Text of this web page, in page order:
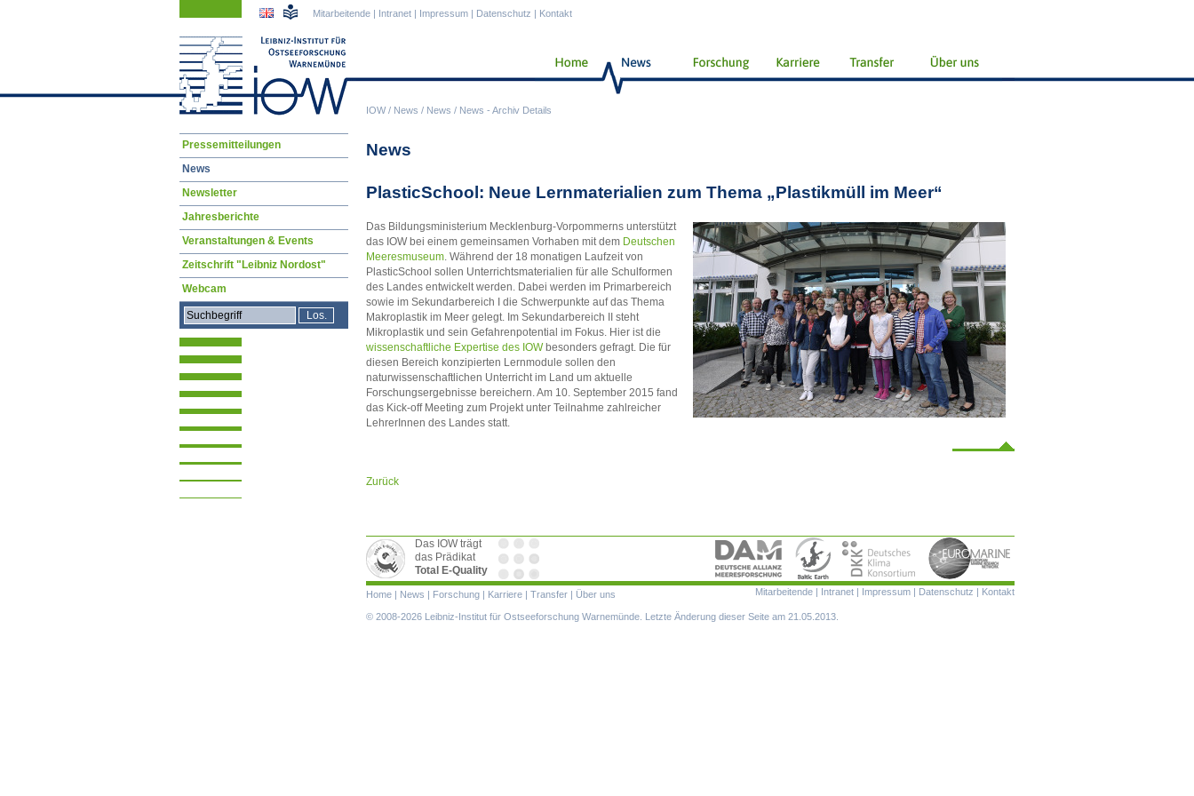
IOW/ News / News / News - Archiv Details
Mitarbeitende | Intranet | Impressum | Datenschutz | Kontakt
News
PlasticSchool: Neue Lernmaterialien zum Thema „Plastikmüll im Meer“
Das Bildungsministerium Mecklenburg-Vorpommerns unterstützt
das IOW bei einem gemeinsamen Vorhaben mit dem Deutschen
Meeresmuseum . Während der 18 monatigen Laufzeit von
PlasticSchool sollen Unterrichtsmaterialien für alle Schulformen
des Landes entwickelt werden. Dabei werden im Primarbereich
sowie im Sekundarbereich I die Schwerpunkte auf das Thema
Makroplastik im Meer gelegt. Im Sekundarbereich II steht
Mikroplastik und sein Gefahrenpotential im Fokus. Hier ist die
wissenschaftliche Expertise des IOWbesonders gefragt. Die für
diesen Bereich konzipierten Lernmodule sollen den
naturwissenschaftlichen Unterricht im Land um aktuelle
Forschungsergebnisse bereichern. Am 10. September 2015 fand
das Kick-off Meeting zum Projekt unter Teilnahme zahlreicher
LehrerInnen des Landes statt.
Zurück
Navigation
Pressemitteilungen
News
Newsletter
Jahresberichte
Veranstaltungen & Events
Zeitschrift "Leibniz Nordost"
Webcam
Das IOW trägt
das Prädikat
Total E-Quality
Navigation
Mitarbeitende | Intranet | Impressum | Datenschutz | Kontakt
Navigation
überspringen
Home | News | Forschung | Karriere | Transfer | Über uns
© 2008-2026 Leibniz-Institut für Ostseeforschung Warnemünde. Letzte Änderung dieser Seite am 21.05.2013.